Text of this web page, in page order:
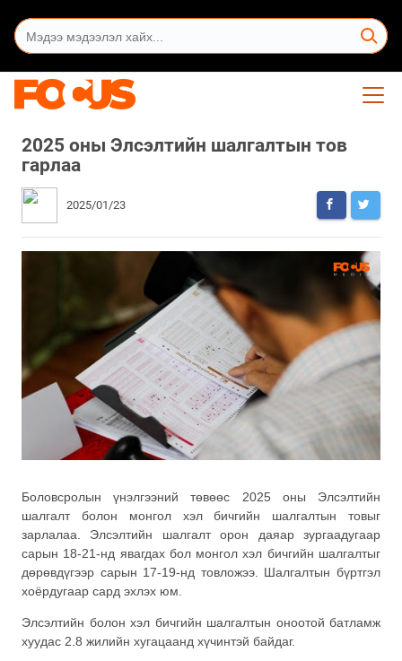
2025 оны Элсэлтийн шалгалтын тов
гарлаа
2025/01/23
Боловсролын үнэлгээний төвөөс 2025 оны Элсэлтийн
шалгалт болон монгол хэл бичгийн шалгалтын товыг
зарлалаа. Элсэлтийн шалгалт орон даяар зургаадугаар
сарын 18-21-нд явагдах бол монгол хэл бичгийн шалгалтыг
дөрөвдүгээр сарын 17-19-нд товложээ. Шалгалтын бүртгэл
хоёрдугаар сард эхлэх юм.
Элсэлтийн болон хэл бичгийн шалгалтын оноотой батламж
хуудас 2.8 жилийн хугацаанд хүчинтэй байдаг.